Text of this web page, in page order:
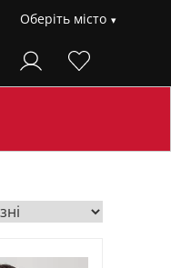
Оберіть місто